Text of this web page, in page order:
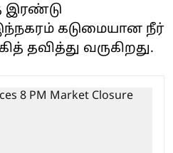
இரண்டு
கடுமையான நீர்
தவித்து வருகிறது.